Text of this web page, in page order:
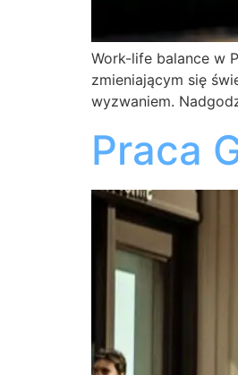
Work-life balance w
zmieniającym się
wyzwaniem.
Praca